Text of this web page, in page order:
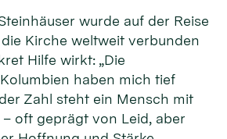
wurde auf der Reise
Kirche weltweit verbunden
Hilfe wirkt: „Die
haben mich tief
Zahl steht ein Mensch mit
oft geprägt von Leid, aber